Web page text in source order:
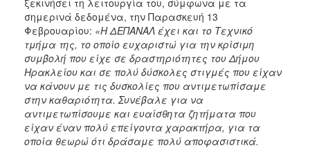
σημερινά δεδομένα, την Παρασκευή 13
Φεβρουαρίου: «Η ΔΕΠΑΝΑΛ έχει και το Τεχνικό
τμήμα της, το οποίο ευχαριστώ για την κρίσιμη
συμβολή που είχε σε δραστηριότητες του Δήμου
Ηρακλείου και σε πολύ δύσκολες στιγμές που είχαν
να κάνουν με τις δυσκολίες που αντιμετωπίσαμε
στην καθαριότητα. Συνέβαλε για να
αντιμετωπίσουμε και ευαίσθητα ζητήματα που
είχαν έναν πολύ επείγοντα χαρακτήρα, για τα
οποία θεωρώ ότι δράσαμε πολύ αποφασιστικά.